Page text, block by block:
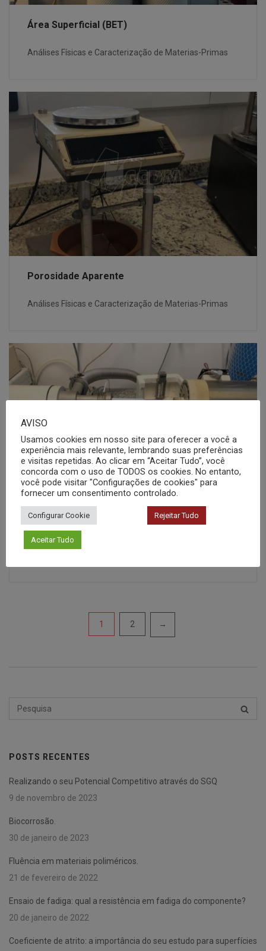
Área Superficial (BET)
Análises Físicas e Caracterização de Materias-Primas
Porosidade Aparente
Análises Físicas e Caracterização de Materias-Primas
Retração Linear
1 2 →
Pesquisar
POSTS RECENTES
Realizando o seu Potencial Competitivo através do SGQ
9 de novembro de 2023
Biocorrosão.
30 de janeiro de 2023
Fluência em materiais poliméricos.
21 de fevereiro de 2022
Ensaio de fadiga: qual a resistência em fadiga do componente?
20 de janeiro de 2022
Coeficiente de atrito: a importância do seu estudo para superfícies
AVISO
Usamos cookies em nosso site para oferecer a você a
experiência mais relevante, lembrando suas preferências
e visitas repetidas. Ao clicar em “Aceitar Tudo”, você
concorda com o uso de TODOS os cookies. No entanto,
você pode visitar "Configurações de cookies" para
fornecer um consentimento controlado.
Configurar Cookie Rejeitar Tudo
Aceitar Tudo